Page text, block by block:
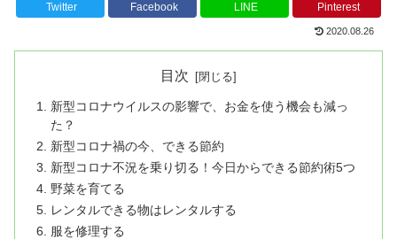
Twitter Facebook LINE Pinterest
2020.08.26
目次
新型コロナウイルスの影響で、お金を使う機会も減っ
た？
新型コロナ禍の今、できる節約
新型コロナ不況を乗り切る！今日からできる節約術5つ
野菜を育てる
レンタルできる物はレンタルする
服を修理する